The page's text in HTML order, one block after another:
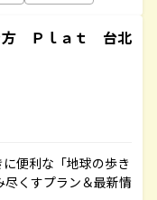
方 Ｐｌａｔ 台北
便利な「地球の歩き
くすプラン＆最新情